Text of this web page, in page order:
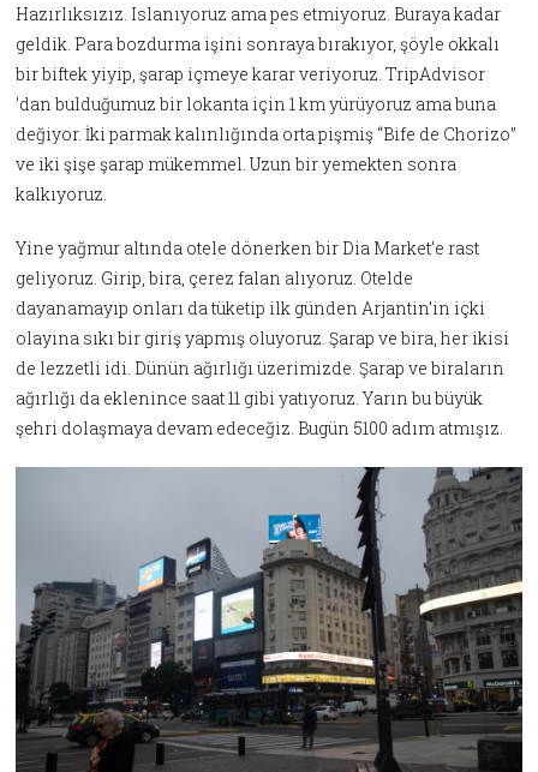
Hazırlıksızız. Islanıyoruz ama pes etmiyoruz. Buraya kadar
geldik. Para bozdurma işini sonraya bırakıyor, şöyle okkalı
bir biftek yiyip, şarap içmeye karar veriyoruz. TripAdvisor
’dan bulduğumuz bir lokanta için 1 km yürüyoruz ama buna
değiyor. İki parmak kalınlığında orta pişmiş “Bife de Chorizo”
ve iki şişe şarap mükemmel. Uzun bir yemekten sonra
kalkıyoruz.
Yine yağmur altında otele dönerken bir Dia Market’e rast
geliyoruz. Girip, bira, çerez falan alıyoruz. Otelde
dayanamayıp onları da tüketip ilk günden Arjantin’in içki
olayına sıkı bir giriş yapmış oluyoruz. Şarap ve bira, her ikisi
de lezzetli idi. Dünün ağırlığı üzerimizde. Şarap ve biraların
ağırlığı da eklenince saat 11 gibi yatıyoruz. Yarın bu büyük
şehri dolaşmaya devam edeceğiz. Bugün 5100 adım atmışız.